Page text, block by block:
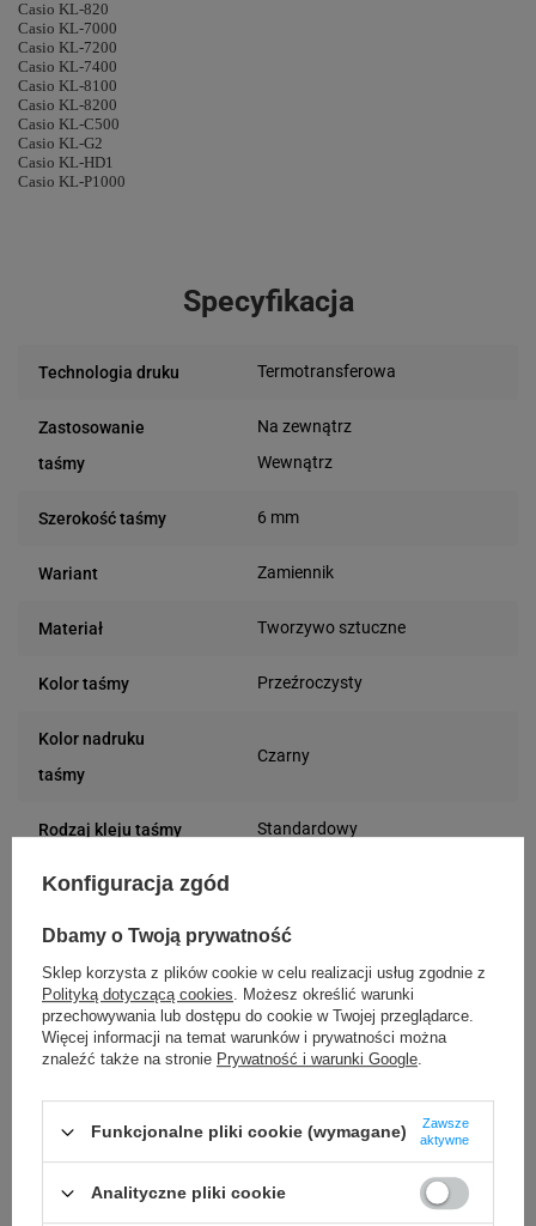
Casio KL-820
Casio KL-7000
Casio KL-7200
Casio KL-7400
Casio KL-8100
Casio KL-8200
Casio KL-C500
Casio KL-G2
Casio KL-HD1
Casio KL-P1000
Specyfikacja
Technologia druku Termotransferowa
Zastosowanie
taśmy
Na zewnątrz
Wewnątrz
Szerokość taśmy 6 mm
Wariant Zamiennik
Materiał Tworzywo sztuczne
Kolor taśmy Przeźroczysty
Kolor nadruku
taśmy
Czarny
Rodzaj kleju taśmy Standardowy
Długość taśmy
Rodzaj taśmy Standard
Gwarancja 24 miesiące
Podmiot
Specmark
43-400 Cieszyn (Polska)
telefon: 730811399
e-mail: gspr@ptmb.pl
Osoby
43-400 Cieszyn (Polska)
Konfiguracja zgód
Dbamy o Twoją prywatność
Sklep korzysta z plików cookie w celu realizacji usług zgodnie z
Polityką dotyczącą cookies. Możesz określić warunki
przechowywania lub dostępu do cookie w Twojej przeglądarce.
Więcej informacji na temat warunków i prywatności można
znaleźć także na stronie Prywatność i warunki Google.
Funkcjonalne pliki cookie (wymagane)
Zawsze
aktywne
Analityczne pliki cookie